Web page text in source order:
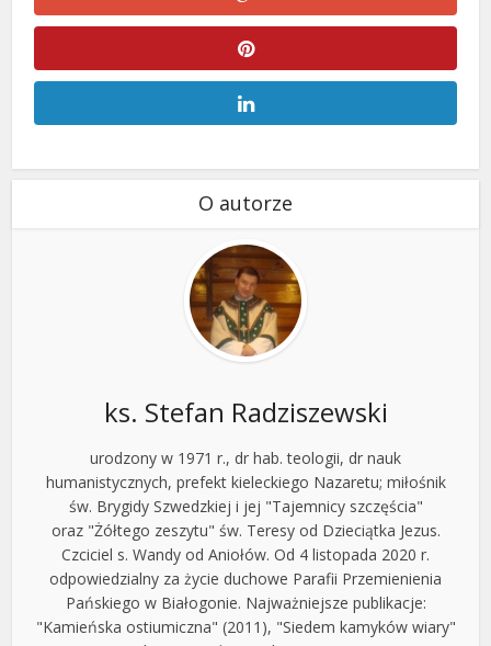
O autorze
ks. Stefan Radziszewski
urodzony w 1971 r., dr hab. teologii, dr nauk
humanistycznych, prefekt kieleckiego Nazaretu; miłośnik
św. Brygidy Szwedzkiej i jej "Tajemnicy szczęścia"
oraz "Żółtego zeszytu" św. Teresy od Dzieciątka Jezus.
Czciciel s. Wandy od Aniołów. Od 4 listopada 2020 r.
odpowiedzialny za życie duchowe Parafii Przemienienia
Pańskiego w Białogonie. Najważniejsze publikacje:
"Kamieńska ostiumiczna" (2011), "Siedem kamyków wiary"